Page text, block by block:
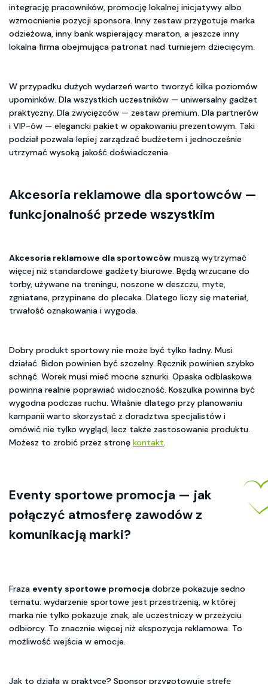
integrację pracowników, promocję lokalnej inicjatywy albo
wzmocnienie pozycji sponsora. Inny zestaw przygotuje marka
odzieżowa, inny bank wspierający maraton, a jeszcze inny
lokalna firma obejmująca patronat nad turniejem dziecięcym.
W przypadku dużych wydarzeń warto tworzyć kilka poziomów
upominków. Dla wszystkich uczestników — uniwersalny gadżet
praktyczny. Dla zwycięzców — zestaw premium. Dla partnerów
i VIP-ów — elegancki pakiet w opakowaniu prezentowym. Taki
podział pozwala lepiej zarządzać budżetem i jednocześnie
utrzymać wysoką jakość doświadczenia.
Akcesoria reklamowe dla sportowców —
funkcjonalność przede wszystkim
Akcesoria reklamowe dla sportowców muszą wytrzymać
więcej niż standardowe gadżety biurowe. Będą wrzucane do
torby, używane na treningu, noszone w deszczu, myte,
zgniatane, przypinane do plecaka. Dlatego liczy się materiał,
trwałość oznakowania i wygoda.
Dobry produkt sportowy nie może być tylko ładny. Musi
działać. Bidon powinien być szczelny. Ręcznik powinien szybko
schnąć. Worek musi mieć mocne sznurki. Opaska odblaskowa
powinna realnie poprawiać widoczność. Koszulka powinna być
wygodna podczas ruchu. Właśnie dlatego przy planowaniu
kampanii warto skorzystać z doradztwa specjalistów i
omówić nie tylko wygląd, lecz także zastosowanie produktu.
Możesz to zrobić przez stronę kontakt.
Eventy sportowe promocja — jak
połączyć atmosferę zawodów z
komunikacją marki?
Fraza eventy sportowe promocja dobrze pokazuje sedno
tematu: wydarzenie sportowe jest przestrzenią, w której
marka nie tylko pokazuje znak, ale uczestniczy w przeżyciu
odbiorcy. To znacznie więcej niż ekspozycja reklamowa. To
możliwość wejścia w emocje.
Jak to działa w praktyce? Sponsor przygotowuje strefę